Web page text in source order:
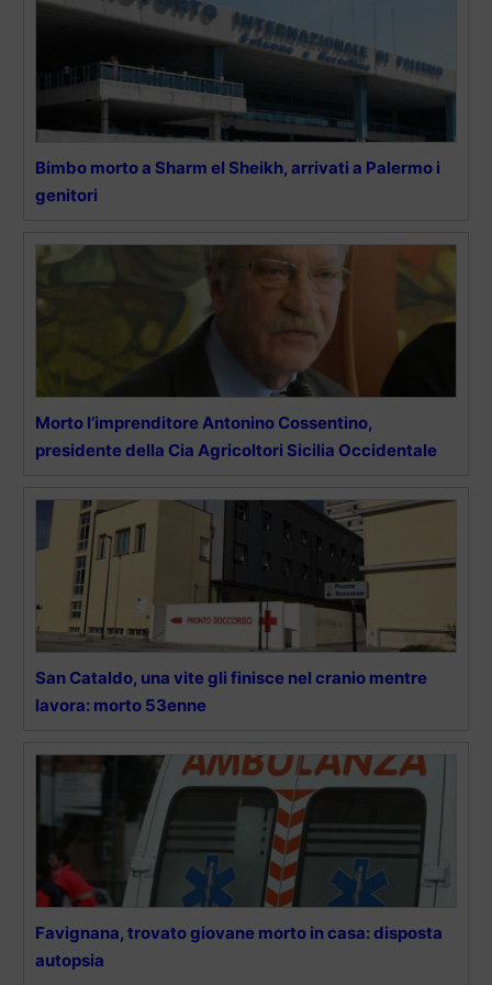
Bimbo morto a Sharm el Sheikh, arrivati a Palermo i
genitori
Morto l’imprenditore Antonino Cossentino,
presidente della Cia Agricoltori Sicilia Occidentale
San Cataldo, una vite gli finisce nel cranio mentre
lavora: morto 53enne
Favignana, trovato giovane morto in casa: disposta
autopsia